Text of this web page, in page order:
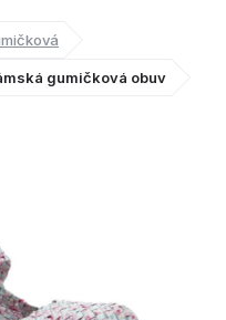
gumičková obuv